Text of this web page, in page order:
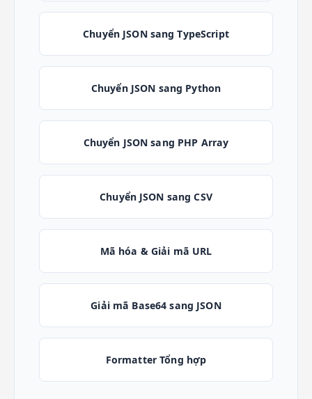
Chuyển JSON sang TypeScript
Chuyển JSON sang Python
Chuyển JSON sang PHP Array
Chuyển JSON sang CSV
Mã hóa & Giải mã URL
Giải mã Base64 sang JSON
Formatter Tổng hợp